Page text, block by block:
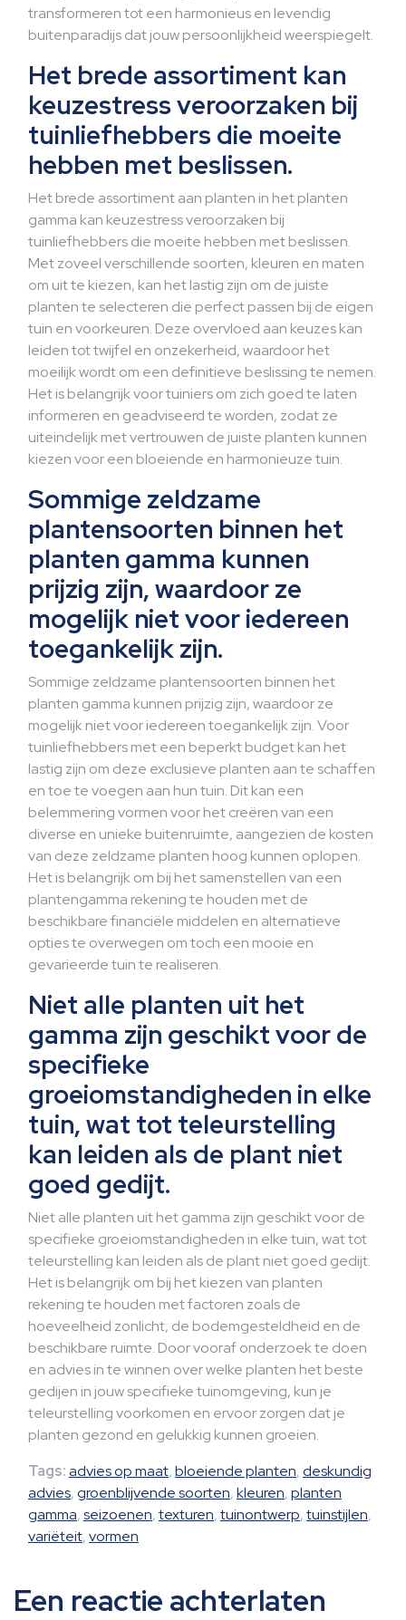
transformeren tot een harmonieus en levendig
buitenparadijs dat jouw persoonlijkheid weerspiegelt.
Het brede assortiment kan
keuzestress veroorzaken bij
tuinliefhebbers die moeite
hebben met beslissen.
Het brede assortiment aan planten in het planten
gamma kan keuzestress veroorzaken bij
tuinliefhebbers die moeite hebben met beslissen.
Met zoveel verschillende soorten, kleuren en maten
om uit te kiezen, kan het lastig zijn om de juiste
planten te selecteren die perfect passen bij de eigen
tuin en voorkeuren. Deze overvloed aan keuzes kan
leiden tot twijfel en onzekerheid, waardoor het
moeilijk wordt om een definitieve beslissing te nemen.
Het is belangrijk voor tuiniers om zich goed te laten
informeren en geadviseerd te worden, zodat ze
uiteindelijk met vertrouwen de juiste planten kunnen
kiezen voor een bloeiende en harmonieuze tuin.
Sommige zeldzame
plantensoorten binnen het
planten gamma kunnen
prijzig zijn, waardoor ze
mogelijk niet voor iedereen
toegankelijk zijn.
Sommige zeldzame plantensoorten binnen het
planten gamma kunnen prijzig zijn, waardoor ze
mogelijk niet voor iedereen toegankelijk zijn. Voor
tuinliefhebbers met een beperkt budget kan het
lastig zijn om deze exclusieve planten aan te schaffen
en toe te voegen aan hun tuin. Dit kan een
belemmering vormen voor het creëren van een
diverse en unieke buitenruimte, aangezien de kosten
van deze zeldzame planten hoog kunnen oplopen.
Het is belangrijk om bij het samenstellen van een
plantengamma rekening te houden met de
beschikbare financiële middelen en alternatieve
opties te overwegen om toch een mooie en
gevarieerde tuin te realiseren.
Niet alle planten uit het
gamma zijn geschikt voor de
specifieke
groeiomstandigheden in elke
tuin, wat tot teleurstelling
kan leiden als de plant niet
goed gedijt.
Niet alle planten uit het gamma zijn geschikt voor de
specifieke groeiomstandigheden in elke tuin, wat tot
teleurstelling kan leiden als de plant niet goed gedijt.
Het is belangrijk om bij het kiezen van planten
rekening te houden met factoren zoals de
hoeveelheid zonlicht, de bodemgesteldheid en de
beschikbare ruimte. Door vooraf onderzoek te doen
en advies in te winnen over welke planten het beste
gedijen in jouw specifieke tuinomgeving, kun je
teleurstelling voorkomen en ervoor zorgen dat je
planten gezond en gelukkig kunnen groeien.
Tags:advies op maat,bloeiende planten,deskundig
advies,groenblijvende soorten,kleuren,planten
gamma,seizoenen,texturen,tuinontwerp,tuinstijlen,
variëteit,vormen
Een reactie achterlaten